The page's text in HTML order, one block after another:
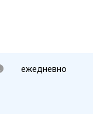
ежедневно